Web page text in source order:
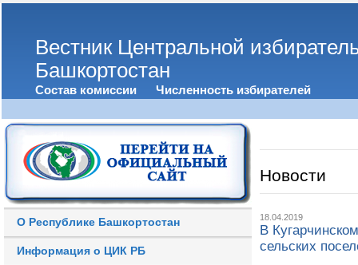
Вестник Центральной
Башкортостан
Состав комиссии Численность избирателей
О Республике Башкортостан
Информация о ЦИК РБ
Новости
18.04.2019
В
сельских